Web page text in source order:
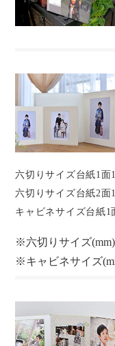
六切りサイズ台紙1面
六切りサイズ台紙2面
キャビネサイズ台紙1
※六切りサイズ(mm)
※キャビネサイズ